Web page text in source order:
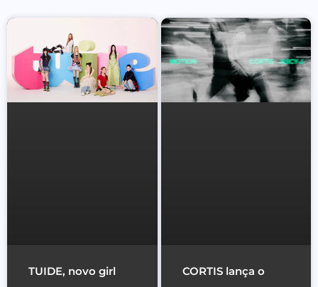
TUIDE, novo girl
CORTIS lança o